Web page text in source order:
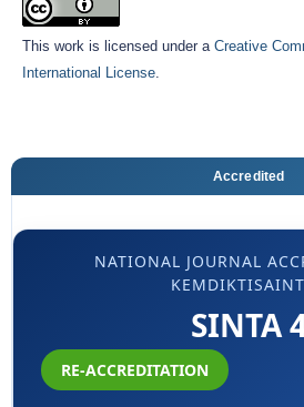
This work is licensed under a Creative
International License.
Accredited
NATIONAL JOURNAL
SINTA
RE-ACCREDITATION